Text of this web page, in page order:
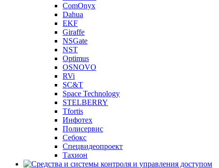
ComOnyx
Dahua
EKF
Giraffe
NSGate
NST
Optimus
OSNOVO
RVi
SC&T
Space Technology
STELBERRY
Tfortis
Инфотех
Полисервис
Себокс
Спецвидеопроект
Тахион